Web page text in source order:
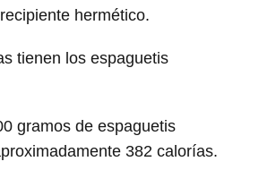
hermético.
tienen los espaguetis
gramos de espaguetis
382 calorías.